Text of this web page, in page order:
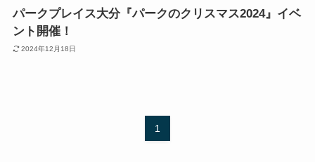
パークプレイス大分『パークのクリスマス2024』イベ
ント開催！
2024年12月18日
1